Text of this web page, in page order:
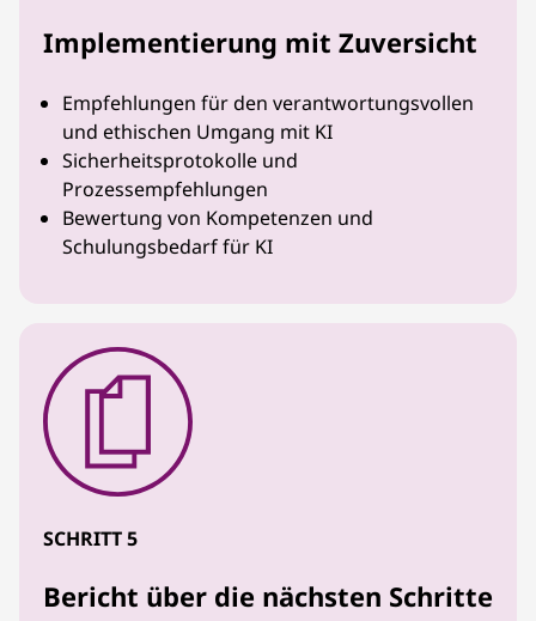
Implementierung mit Zuversicht
Empfehlungen für den verantwortungsvollen
und ethischen Umgang mit KI
Sicherheitsprotokolle und
Prozessempfehlungen
Bewertung von Kompetenzen und
Schulungsbedarf für KI
SCHRITT 5
Bericht über die nächsten Schritte